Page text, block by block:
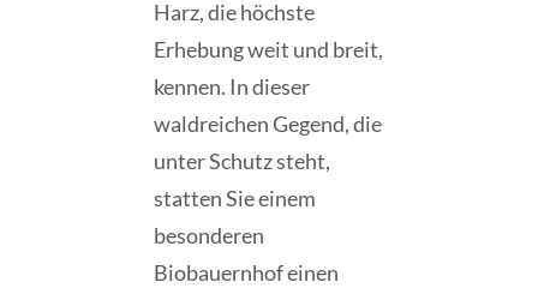
Harz, die höchste
Erhebung weit und breit,
kennen. In dieser
waldreichen Gegend, die
unter Schutz steht,
statten Sie einem
besonderen
Biobauernhof einen